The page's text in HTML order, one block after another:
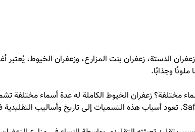
الدستة، زعفران بنت المزارع، وزعفران الخيوط،
وجذابًا.
مختلفة؟ زعفران الخيوط الكاملة له عدة أسماء مختلفة